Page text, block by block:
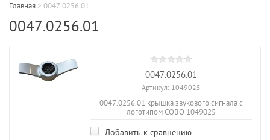
Главная > 0047.0256.01
0047.0256.01
0047.0256.01
Артикул: 1049025
0047.0256.01 крышка звукового сигнала с
логотипом СОВО 1049025
Добавить к сравнению